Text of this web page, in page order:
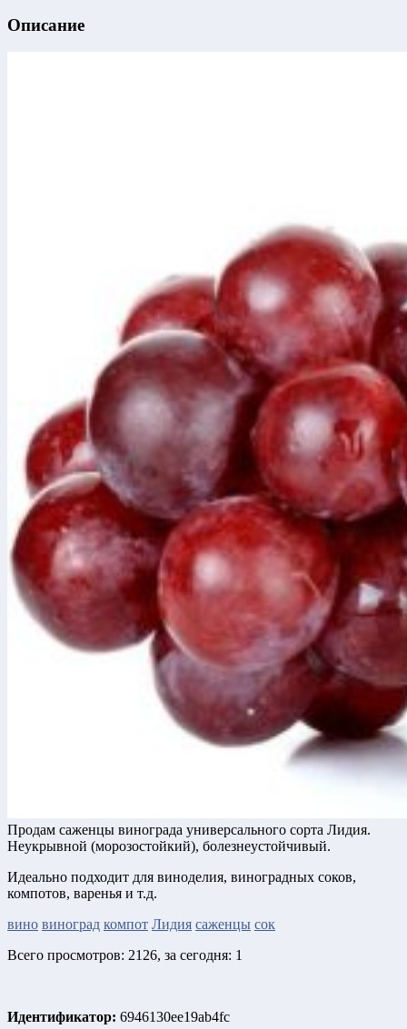
Описание
Продам саженцы винограда универсального сорта Лидия.
Неукрывной (морозостойкий), болезнеустойчивый.
Идеально подходит для виноделия, виноградных соков,
компотов, варенья и т.д.
вино виноград компот Лидия саженцы сок
Всего просмотров: 2126, за сегодня: 1
Идентификатор: 6946130ee19ab4fc